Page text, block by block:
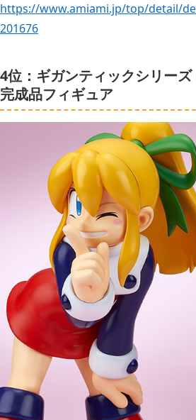
https://www.amiami.jp/top/detail/
201676
4位：ギガンティックシリー
完成品フィギュア